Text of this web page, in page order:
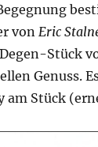
von Eric
Stück
Genuss.
am Stück